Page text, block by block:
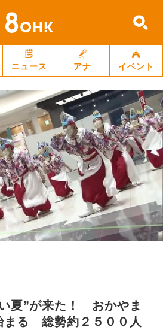
ニュース アナ イベント
夏”が来た！ おかやま
まる 総勢約２５００人